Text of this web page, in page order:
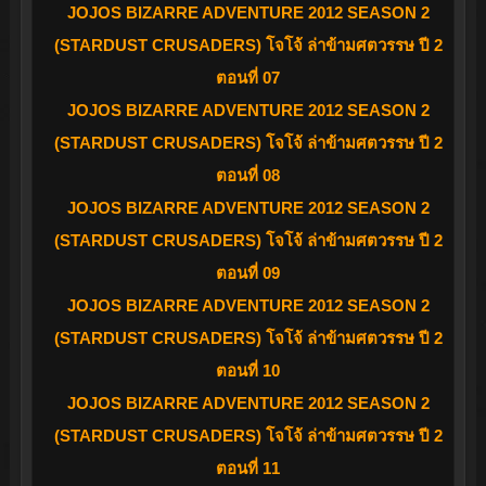
JOJOS BIZARRE ADVENTURE 2012 SEASON 2
(STARDUST CRUSADERS) โจโจ้ ล่าข้ามศตวรรษ ปี 2
ตอนที่ 07
JOJOS BIZARRE ADVENTURE 2012 SEASON 2
(STARDUST CRUSADERS) โจโจ้ ล่าข้ามศตวรรษ ปี 2
ตอนที่ 08
JOJOS BIZARRE ADVENTURE 2012 SEASON 2
(STARDUST CRUSADERS) โจโจ้ ล่าข้ามศตวรรษ ปี 2
ตอนที่ 09
JOJOS BIZARRE ADVENTURE 2012 SEASON 2
(STARDUST CRUSADERS) โจโจ้ ล่าข้ามศตวรรษ ปี 2
ตอนที่ 10
JOJOS BIZARRE ADVENTURE 2012 SEASON 2
(STARDUST CRUSADERS) โจโจ้ ล่าข้ามศตวรรษ ปี 2
ตอนที่ 11